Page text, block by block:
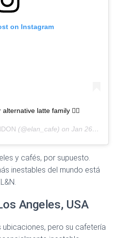
on Instagram
latte family 👌🏽
(@elan_cafe) on Jan 26, 2020 at 9:47am PST
y cafés, por supuesto.
inestables del mundo está
Angeles, USA
pero su cafetería